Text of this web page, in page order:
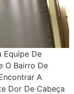
Equipe De
O Bairro De
A
Dor De Cabeça